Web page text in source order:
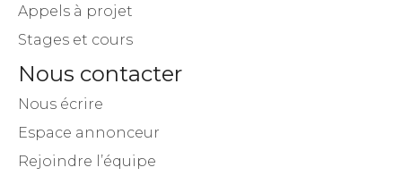
Appels à projet
Stages et cours
Nous contacter
Nous écrire
Espace annonceur
Rejoindre l’équipe